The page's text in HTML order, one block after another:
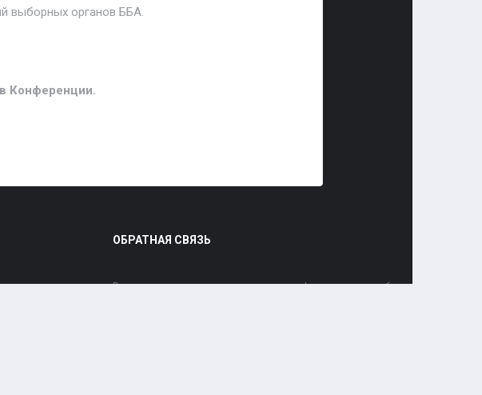
выборных органов ББА.
Конференции.
ОБРАТНАЯ СВЯЗЬ
Вы можете связаться с нами через форму ниже, либо